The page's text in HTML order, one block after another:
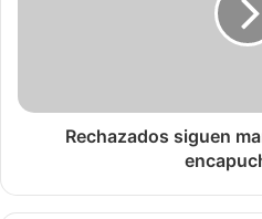
Rechazados siguen